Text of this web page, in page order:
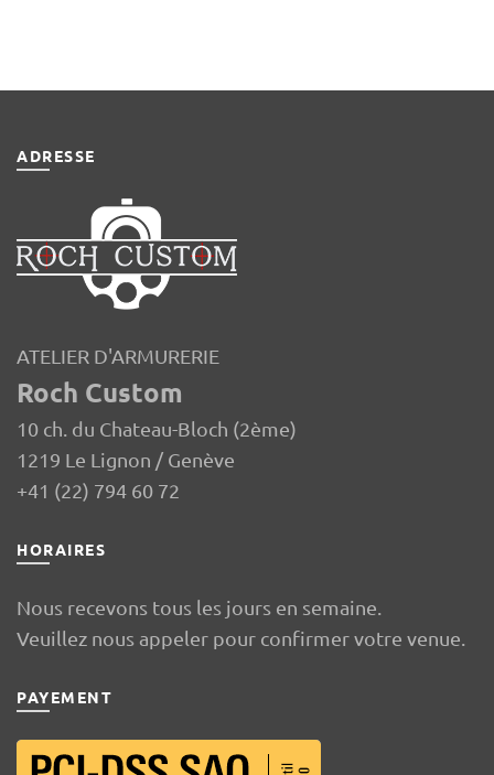
ADRESSE
ATELIER D'ARMURERIE
Roch Custom
10 ch. du Chateau-Bloch (2ème)
1219 Le Lignon / Genève
+41 (22) 794 60 72
HORAIRES
Nous recevons tous les jours en semaine.
Veuillez nous appeler pour confirmer votre venue.
PAYEMENT